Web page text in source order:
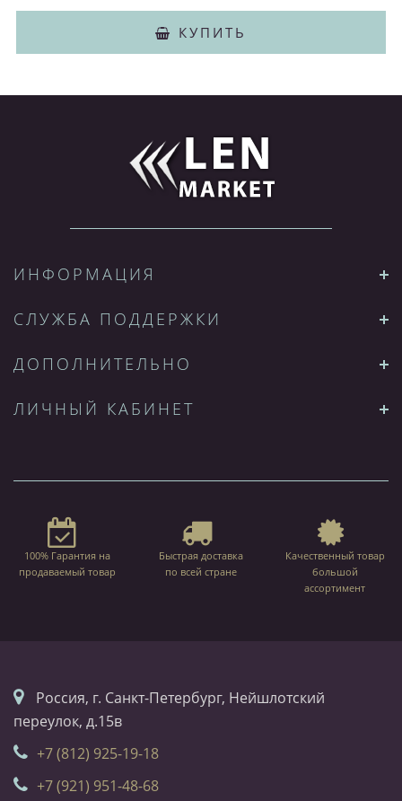
КУПИТЬ
ИНФОРМАЦИЯ
СЛУЖБА ПОДДЕРЖКИ
ДОПОЛНИТЕЛЬНО
ЛИЧНЫЙ КАБИНЕТ
100% Гарантия на
продаваемый товар
Быстрая доставка
по всей стране
Качественный товар
большой
ассортимент
Россия, г. Санкт-Петербург, Нейшлотский
переулок, д.15в
+7 (812) 925-19-18
+7 (921) 951-48-68